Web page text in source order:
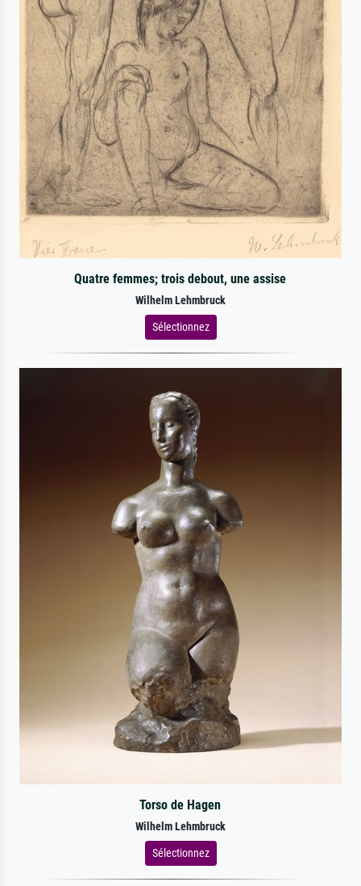
Quatre femmes; trois debout, une assise
Wilhelm Lehmbruck
Sélectionnez
Torso de Hagen
Wilhelm Lehmbruck
Sélectionnez